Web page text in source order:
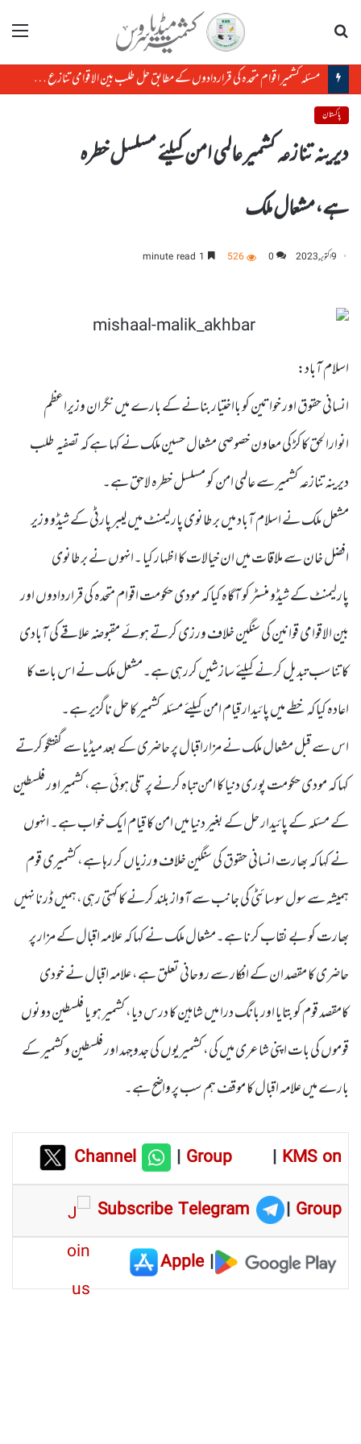
مینو
مسئلہ کشمیر اقوام متحدہ کی قراردادوں کے مطابق حل طلب بین الاقوامی تنازع ہے، حافظ حفیظ الرحمن
پاکستان
دیرینہ تنازعہ کشمیر عالمی امن کیلئے مسلسل خطرہ
ہے،مشعال ملک
9 اکتوبر, 2023 0
526
اسلام آباد:
انسانی حقوق اور خواتین کو بااختیار بنانے کے بارے میں نگران وزیراعظم
انوارالحق کاکڑ کی معاون خصوصی مشعال حسین ملک نے کہا ہے کہ تصفیہ طلب
دیرینہ تنازعہ کشمیر سے عالمی امن کو مسلسل خطرہ لاحق ہے۔
مشعل ملک نے اسلام آباد میں برطانوی پارلیمنٹ میں لیبر پارٹی کے شیڈو وزیر
افضل خان سے ملاقات میں ان خیالات کا اظہار کیا ۔انہوں نے برطانوی
پارلیمنٹ کے شیڈو منسٹر کو آگاہ کیا کہ مودی حکومت اقوام متحدہ کی قراردادوں اور
بین الاقوامی قوانین کی سنگین خلاف ورزی کرتے ہوئے مقبوضہ علاقے کی آبادی
کا تناسب تبدیل کرنے کیلئے سازشیں کررہی ہے۔مشعل ملک نے اس بات کا
اعادہ کیا کہ خطے میں پائیدار قیام امن کیلئے مسئلہ کشمیر کا حل ناگزیر ہے۔
اس سے قبل مشعال ملک نے مزاراقبال پر حاضری کے بعد میڈیا سے گفتگو کرتے
کہا کہ مودی حکومت پوری دنیا کا امن تباہ کرنے پر تلی ہوئی ہے، کشمیر اور فلسطین
کے مسئلہ کے پائیدار حل کے بغیر دنیا میں امن کا قیام ایک خواب ہے۔ انہوں
نے کہا کہ بھارت انسانی حقوق کی سنگین خلاف ورزیاں کر رہا ہے، کشمیری قوم
ہمیشہ سے سول سوسائٹی کی جانب سے آواز بلند کرنے کا کہتی رہی،ہمیں ڈرنا نہیں
بھارت کو بے نقاب کرنا ہے۔مشعال ملک نے کہا کہ علامہ اقبال کے مزار پر
حاضری کا مقصد ان کے افکار سے روحانی تعلق ہے، علامہ اقبال نے خودی
کامقصد قوم کو بتایا اور بانگ درا میں شاہین کا درس دیا، کشمیر ہو یا فلسطین دونوں
قوموں کی بات اپنی شاعری میں کی، کشمیریوں کی جدوجہد اور فلسطین و کشمیر کے
بارے میں علامہ اقبال کا موقف ہم سب پر واضح ہے۔
Channel |Group | KMS on
Subscribe Telegram
| Group
|
Apple